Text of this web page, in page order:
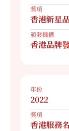
獎項
香港新星
頒發機構
香港品牌
年份
2022
獎項
香港服務